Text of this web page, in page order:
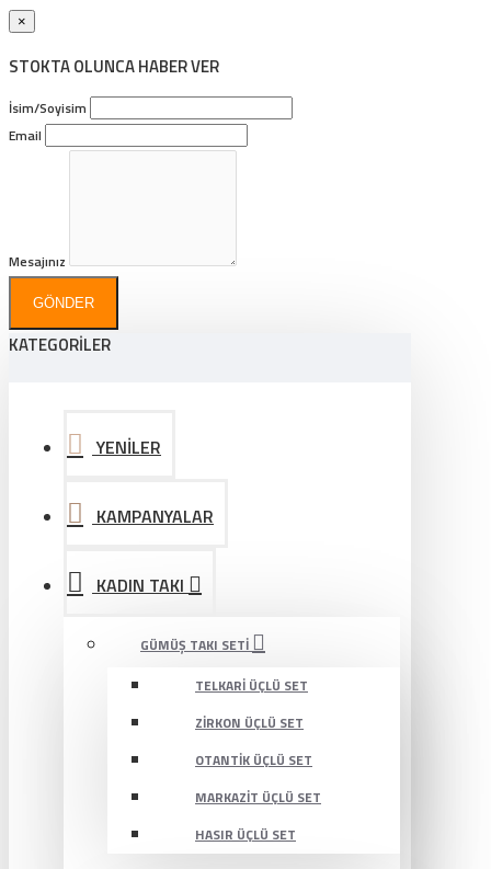
×
STOKTA OLUNCA HABER VER
İsim/Soyisim
Email
Mesajınız
GÖNDER
KATEGORİLER
YENİLER
KAMPANYALAR
KADIN TAKI
GÜMÜŞ TAKI SETI
TELKARI ÜÇLÜ SET
ZIRKON ÜÇLÜ SET
OTANTIK ÜÇLÜ SET
MARKAZIT ÜÇLÜ SET
HASIR ÜÇLÜ SET